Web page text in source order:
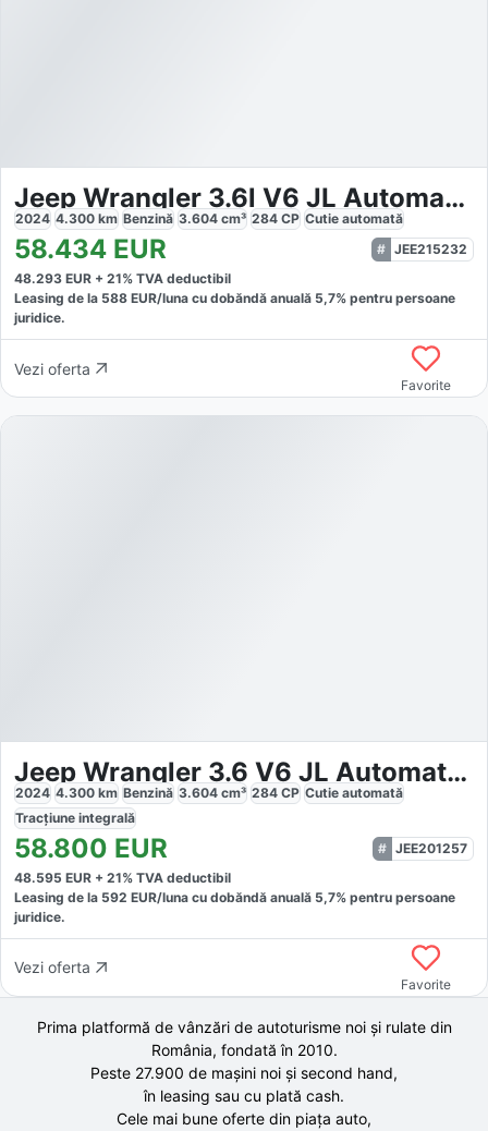
Jeep Wrangler 3.6l V6 JL Automatik Facelift Hardtop
2024 4.300 km Benzină 3.604 cm³ 284 CP Cutie automată
58.434 EUR
JEE215232
48.293 EUR + 21% TVA deductibil
Leasing de la 588 EUR/luna cu dobăndă anuală 5,7% pentru persoane
juridice.
Vezi oferta
Favorite
Jeep Wrangler 3.6 V6 JL Automatik Facelift Hardtop
2024 4.300 km Benzină 3.604 cm³ 284 CP Cutie automată
Tracțiune integrală
58.800 EUR
JEE201257
48.595 EUR + 21% TVA deductibil
Leasing de la 592 EUR/luna cu dobăndă anuală 5,7% pentru persoane
juridice.
Vezi oferta
Favorite
Prima platformă de vânzări de autoturisme noi și rulate din
România, fondată în 2010.
Peste 27.900 de mașini noi și second hand,
în leasing sau cu plată cash.
Cele mai bune oferte din piața auto,